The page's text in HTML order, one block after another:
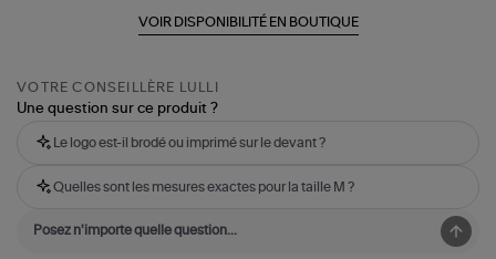
VOIR DISPONIBILITÉ EN BOUTIQUE
VOTRE CONSEILLÈRE LULLI
Une question sur ce produit ?
Le logo est-il brodé ou imprimé sur le devant ?
Quelles sont les mesures exactes pour la taille M ?